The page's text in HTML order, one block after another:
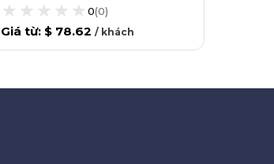
0(0)
Giá từ: $ 78.62 / khách